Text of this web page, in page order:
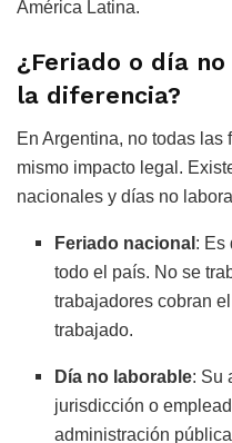
América Latina.
¿Feriado o día
la diferencia?
En Argentina, no todas las
mismo impacto legal.
nacionales y días no
Feriado nacional : Es
todo el país. No se
trabajadores cobran
trabajado.
Día no laborable: Su
jurisdicción o
administración